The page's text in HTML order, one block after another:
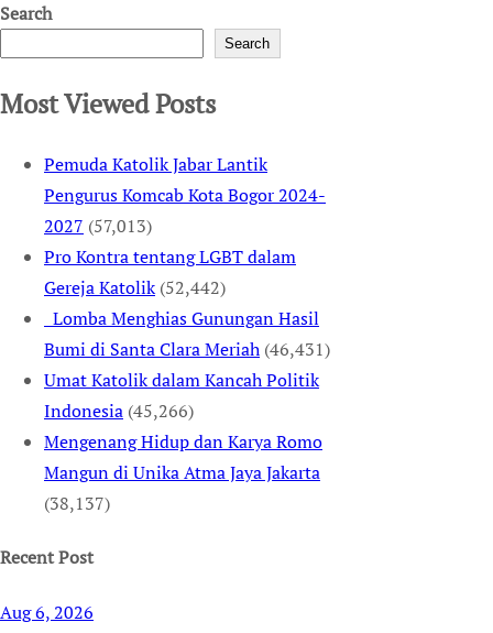
Search
Search
Most Viewed Posts
Pemuda Katolik Jabar Lantik
Pengurus Komcab Kota Bogor 2024-
2027 (57,013)
Pro Kontra tentang LGBT dalam
Gereja Katolik (52,442)
Lomba Menghias Gunungan Hasil
Bumi di Santa Clara Meriah (46,431)
Umat Katolik dalam Kancah Politik
Indonesia (45,266)
Mengenang Hidup dan Karya Romo
Mangun di Unika Atma Jaya Jakarta
(38,137)
Recent Post
Aug 6, 2026